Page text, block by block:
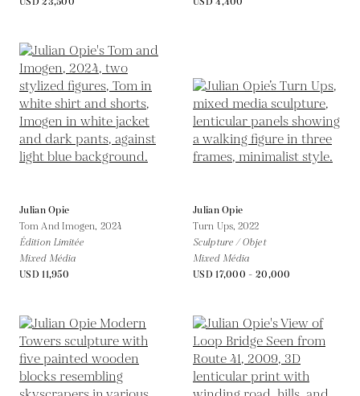
Julian Opie
Tom And Imogen, 2024
Édition Limitée
Mixed Média
USD 11,950
Julian Opie
Turn Ups, 2022
Sculpture / Objet
Mixed Média
USD 17,000 - 20,000